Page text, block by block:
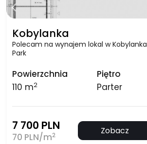
Kobylanka
Polecam na wynajem lokal w Kobylanka
Park
Powierzchnia
110 m2
Piętro
Parter
7 700 PLN
70 PLN/m2 Zobacz